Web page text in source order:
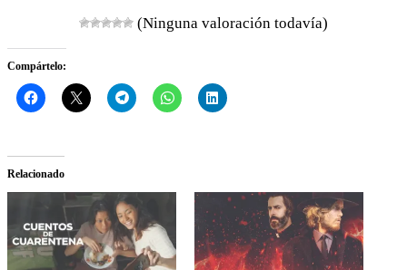
(Ninguna valoración todavía)
Compártelo:
Relacionado